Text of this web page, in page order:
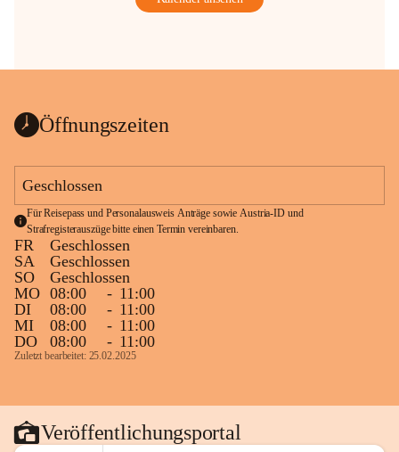
Öffnungszeiten
Geschlossen
Für Reisepass und Personalausweis Anträge sowie Austria-ID und
Strafregisterauszüge bitte einen Termin vereinbaren.
FR
Geschlossen
SA
Geschlossen
SO
Geschlossen
MO 08:00 - 11:00
DI
08:00 - 11:00
MI
08:00 - 11:00
DO
08:00 - 11:00
Zuletzt bearbeitet: 25.02.2025
Veröffentlichungsportal